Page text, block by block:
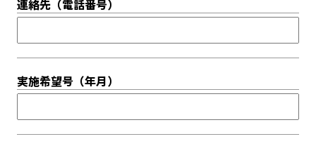
連絡先（電話番号）
実施希望号（年月）